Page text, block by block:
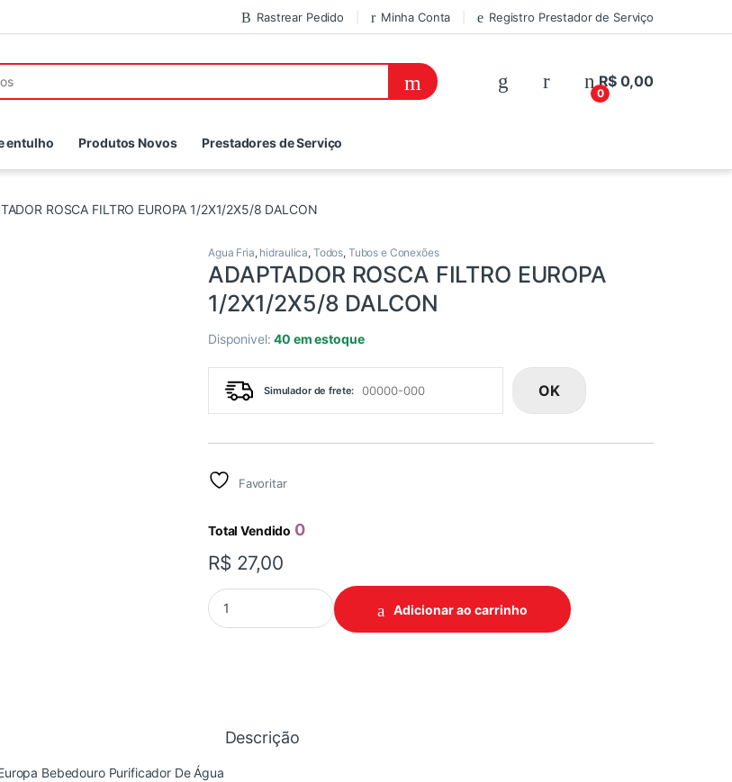
Rastrear Pedido Minha Conta Registro Prestador de Serviço
0
R$0,00
entulho Produtos Novos Prestadores de Serviço
ROSCA FILTRO EUROPA 1/2X1/2X5/8 DALCON
Agua Fria, hidraulica, Todos, Tubos e Conexões
ADAPTADOR ROSCA FILTRO EUROPA
1/2X1/2X5/8 DALCON
Disponivel:40 em estoque
Simulador de frete: OK
Favoritar
Total Vendido 0
R$ 27,00
ADAPTADOR ROSCA FILTRO EUROPA 1/2X1/2X5/8 DALCON quantidade
Adicionar ao carrinho
Descrição
Bebedouro Purificador De Água